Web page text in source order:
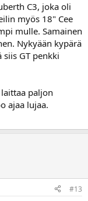
C3, joka oli
myös 18" Cee
mulle. Samainen
Nykyään kypärä
siis GT penkki
paljon
ajaa lujaa.
#13